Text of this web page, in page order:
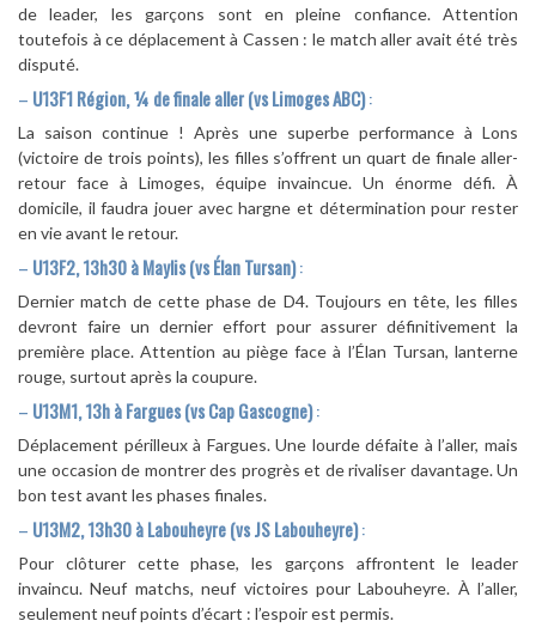
de leader, les garçons sont en pleine confiance. Attention
toutefois à ce déplacement à Cassen : le match aller avait été très
disputé.
– U13F1 Région, ¼ de finale aller (vs Limoges ABC):
La saison continue ! Après une superbe performance à Lons
(victoire de trois points), les filles s’offrent un quart de finale aller-
retour face à Limoges, équipe invaincue. Un énorme défi. À
domicile, il faudra jouer avec hargne et détermination pour rester
en vie avant le retour.
– U13F2, 13h30 à Maylis (vs Élan Tursan):
Dernier match de cette phase de D4. Toujours en tête, les filles
devront faire un dernier effort pour assurer définitivement la
première place. Attention au piège face à l’Élan Tursan, lanterne
rouge, surtout après la coupure.
– U13M1, 13h à Fargues (vs Cap Gascogne):
Déplacement périlleux à Fargues. Une lourde défaite à l’aller, mais
une occasion de montrer des progrès et de rivaliser davantage. Un
bon test avant les phases finales.
– U13M2, 13h30 à Labouheyre (vs JS Labouheyre):
Pour clôturer cette phase, les garçons affrontent le leader
invaincu. Neuf matchs, neuf victoires pour Labouheyre. À l’aller,
seulement neuf points d’écart : l’espoir est permis.